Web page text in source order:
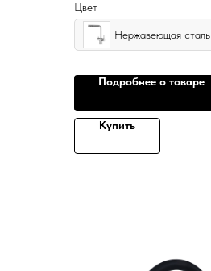
Цвет
Нержавеющая сталь
Подробнее о товаре
Купить